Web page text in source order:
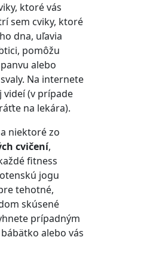
ktoré vás
sem cviky, ktoré
dna, uľavia
pomôžu
alebo
Na internete
videí (v prípade
na lekára).
niektoré zo
cvičení,
fitness
jogu
tehotné,
skúsené
prípadným
alebo vás